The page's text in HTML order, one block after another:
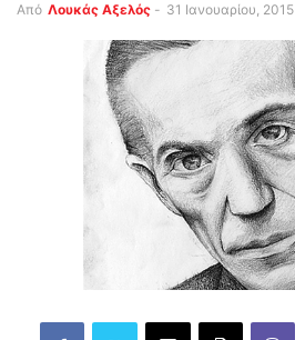
Από Λουκάς Αξελός - 31 Ιανουαρίου, 2015